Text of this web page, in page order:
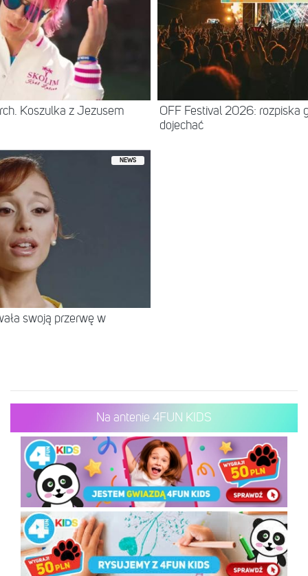
Koszulka z Jezusem
OFF Festival 2026: rozpiska
dojechać
NEWS
swoją przerwę w
Na antenie 4FUN KIDS